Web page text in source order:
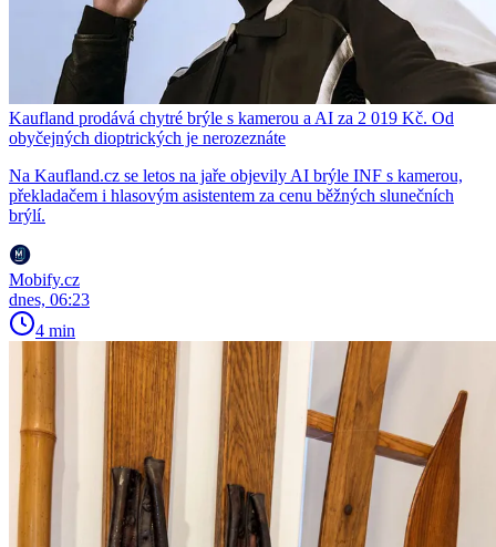
Kaufland prodává chytré brýle s kamerou a AI za 2 019 Kč. Od
obyčejných dioptrických je nerozeznáte
Na Kaufland.cz se letos na jaře objevily AI brýle INF s kamerou,
překladačem i hlasovým asistentem za cenu běžných slunečních
brýlí.
Mobify.cz
dnes, 06:23
4 min